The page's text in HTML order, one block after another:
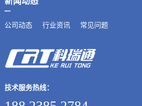
公司动态 行业资讯 常见问题
技术服务热线：